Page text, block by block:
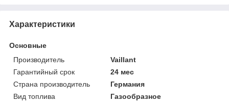
Характеристики
Основные
Производитель
Vaillant
Гарантийный срок
24 мес
Страна производитель
Германия
Вид топлива
Газообразное